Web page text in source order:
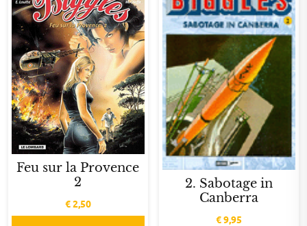
Feu sur la Provence
2
€2,50
2. Sabotage in
Canberra
€9,95